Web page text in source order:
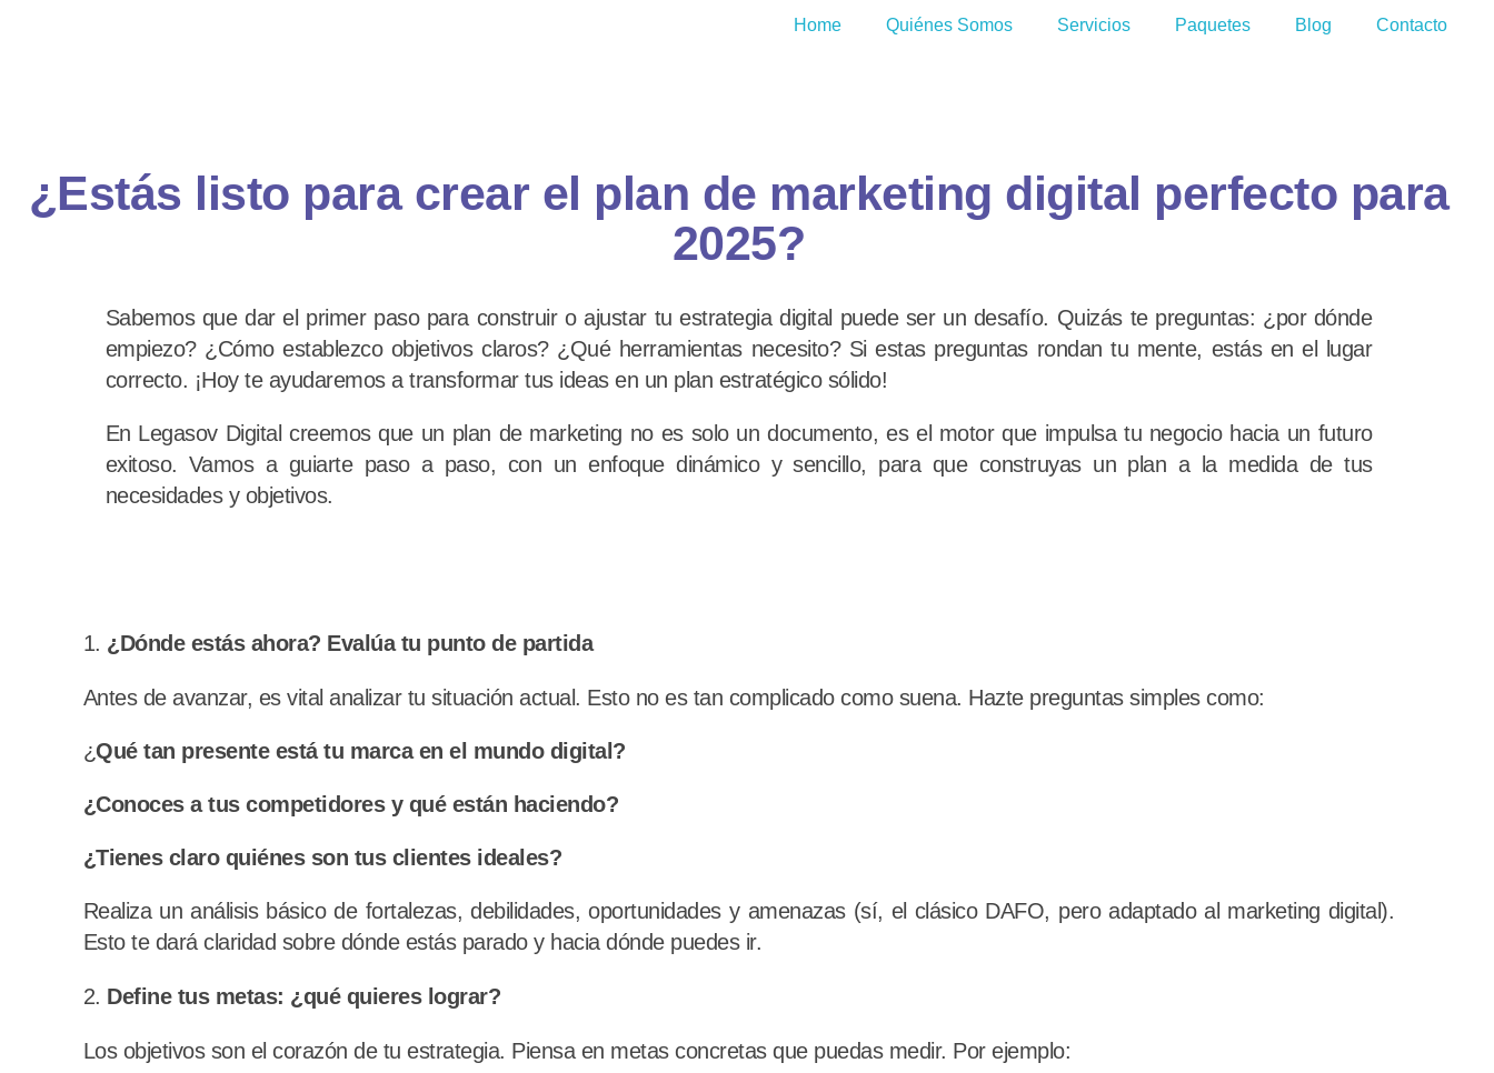
Home Quiénes Somos Servicios Paquetes Blog Contacto
¿Estás listo para crear el plan de marketing digital perfecto para
2025?
Sabemos que dar el primer paso para construir o ajustar tu estrategia digital puede ser un desafío. Quizás te preguntas: ¿por dónde
empiezo? ¿Cómo establezco objetivos claros? ¿Qué herramientas necesito? Si estas preguntas rondan tu mente, estás en el lugar
correcto. ¡Hoy te ayudaremos a transformar tus ideas en un plan estratégico sólido!
En Legasov Digital creemos que un plan de marketing no es solo un documento, es el motor que impulsa tu negocio hacia un futuro
exitoso. Vamos a guiarte paso a paso, con un enfoque dinámico y sencillo, para que construyas un plan a la medida de tus
necesidades y objetivos.
¿Dónde estás ahora? Evalúa tu punto de partida
Antes de avanzar, es vital analizar tu situación actual. Esto no es tan complicado como suena. Hazte preguntas simples como:
¿Qué tan presente está tu marca en el mundo digital?
¿Conoces a tus competidores y qué están haciendo?
¿Tienes claro quiénes son tus clientes ideales?
Realiza un análisis básico de fortalezas, debilidades, oportunidades y amenazas (sí, el clásico DAFO, pero adaptado al marketing digital).
Esto te dará claridad sobre dónde estás parado y hacia dónde puedes ir.
Define tus metas: ¿qué quieres lograr?
Los objetivos son el corazón de tu estrategia. Piensa en metas concretas que puedas medir. Por ejemplo: